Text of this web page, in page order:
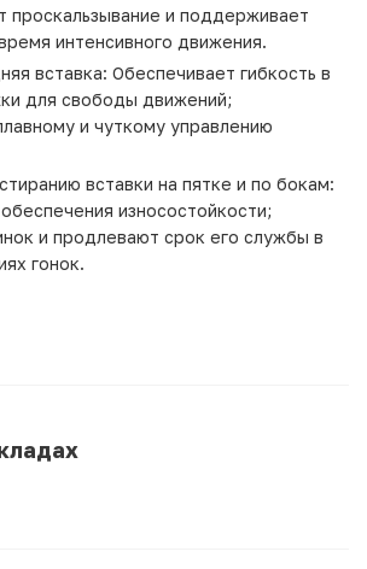
проскальзывание и поддерживает
интенсивного движения.
вставка: Обеспечивает гибкость в
для свободы движений;
и чуткому управлению
вставки на пятке и по бокам:
износостойкости;
и продлевают срок его службы в
гонок.